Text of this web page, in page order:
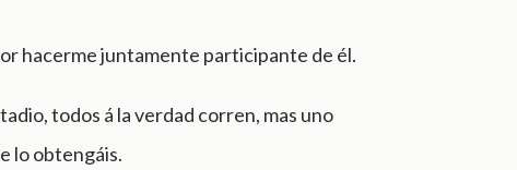
hacerme juntamente participante de él.
todos á la verdad corren, mas uno
lo obtengáis.